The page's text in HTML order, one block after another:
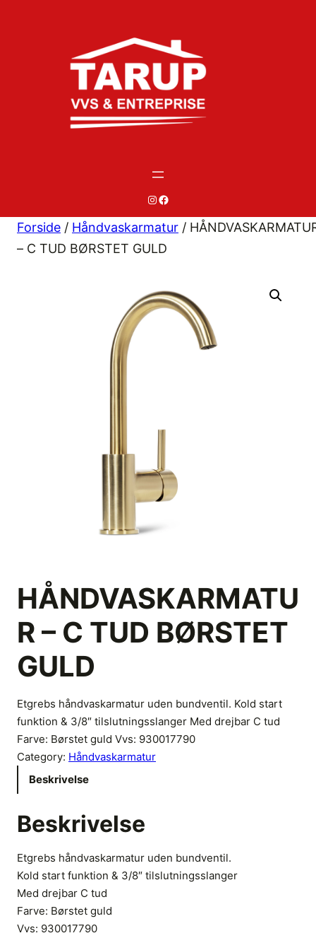
# #
Forside / Håndvaskarmatur /
– C TUD BØRSTET GULD
HÅNDVASKARMATU
R – C TUD BØRSTET
GULD
Etgrebs håndvaskarmatur uden bundventil. Kold start
funktion & 3/8″ tilslutningsslanger Med drejbar C tud
Farve: Børstet guld Vvs: 930017790
Category: Håndvaskarmatur
Beskrivelse
Beskrivelse
Etgrebs håndvaskarmatur uden bundventil.
Kold start funktion & 3/8″ tilslutningsslanger
Med drejbar C tud
Farve: Børstet guld
Vvs: 930017790